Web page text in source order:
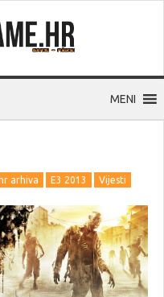
MENI
arhiva E3 2013 Vijesti